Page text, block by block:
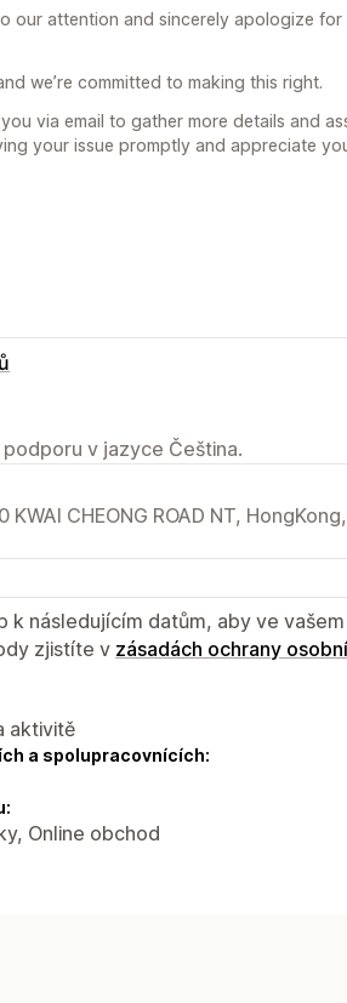
our attention and sincerely apologize for
we’re committed to making this right.
via email to gather more details and
your issue promptly and appreciate
v jazyce Čeština.
KWAI CHEONG ROAD NT,
následujícím datům, aby ve vašem
zjistíte v zásadách ochrany
aktivitě
a spolupracovnících:
Online obchod